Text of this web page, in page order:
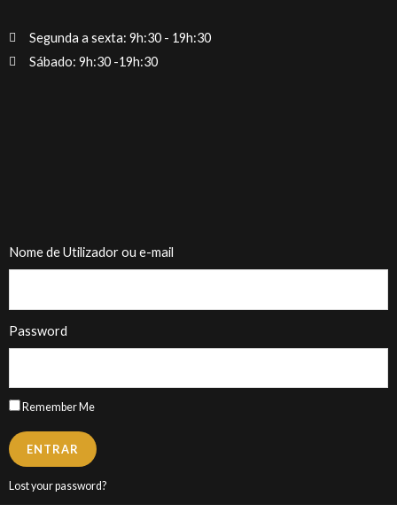
Segunda a sexta: 9h:30 - 19h:30
Sábado: 9h:30 -19h:30
Nome de Utilizador ou e-mail
Password
Remember Me
ENTRAR
Lost your password?